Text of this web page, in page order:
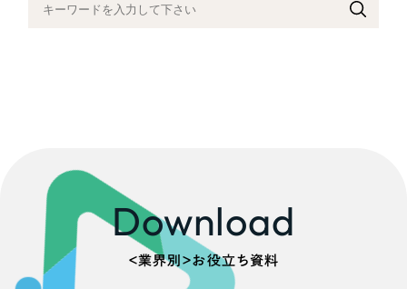
Download
＜業界別＞お役立ち資料